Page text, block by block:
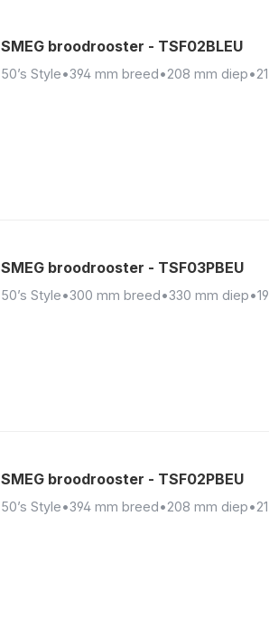
SMEG broodrooster - TSF02BLEU
50’s Style•394 mm breed•208 mm diep•
SMEG broodrooster - TSF03PBEU
50’s Style•300 mm breed•330 mm diep•
SMEG broodrooster - TSF02PBEU
50’s Style•394 mm breed•208 mm diep•